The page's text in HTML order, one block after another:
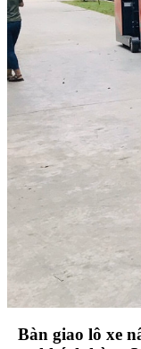
Bàn giao lô xe